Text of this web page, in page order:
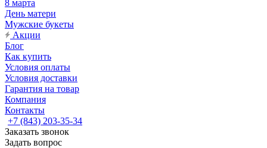
8 марта
День матери
Мужские букеты
Акции
Блог
Как купить
Условия оплаты
Условия доставки
Гарантия на товар
Компания
Контакты
+7 (843) 203-35-34
Заказать звонок
Задать вопрос